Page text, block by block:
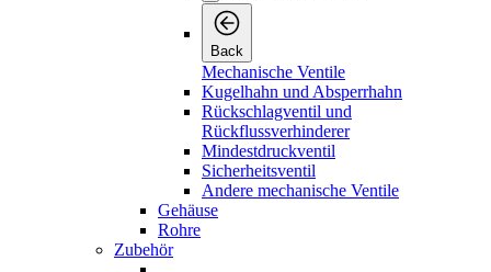
Back
Mechanische Ventile
Kugelhahn und Absperrhahn
Rückschlagventil und
Rückflussverhinderer
Mindestdruckventil
Sicherheitsventil
Andere mechanische Ventile
Gehäuse
Rohre
Zubehör